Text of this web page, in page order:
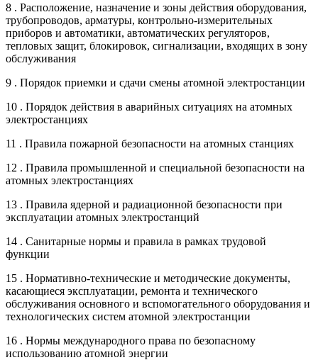
8 . Расположение, назначение и зоны действия оборудования,
трубопроводов, арматуры, контрольно-измерительных
приборов и автоматики, автоматических регуляторов,
тепловых защит, блокировок, сигнализации, входящих в зону
обслуживания
9 . Порядок приемки и сдачи смены атомной электростанции
10 . Порядок действия в аварийных ситуациях на атомных
электростанциях
11 . Правила пожарной безопасности на атомных станциях
12 . Правила промышленной и специальной безопасности на
атомных электростанциях
13 . Правила ядерной и радиационной безопасности при
эксплуатации атомных электростанций
14 . Санитарные нормы и правила в рамках трудовой
функции
15 . Нормативно-технические и методические документы,
касающиеся эксплуатации, ремонта и технического
обслуживания основного и вспомогательного оборудования и
технологических систем атомной электростанции
16 . Нормы международного права по безопасному
использованию атомной энергии